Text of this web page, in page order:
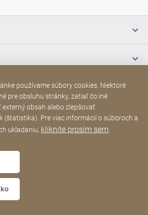
Ochrana osobných údajov
používame súbory cookies. Niektoré
pre obsluhu stránky, zatiaľ čo iné
obsah alebo zlepšovať
(štatistika). Pre viac informácií o súboroch a
ukladaniu, kliknite prosím sem